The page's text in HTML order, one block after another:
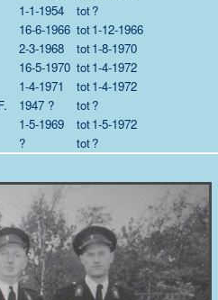
1-1-1954 tot?
16-6-1966 tot1-12-1966
2-3-1968 tot1-8-1970
16-5-1970 tot1-4-1972
1-4-1971 tot1-4-1972
1947 ? tot?
1-5-1969 tot1-5-1972
? tot?